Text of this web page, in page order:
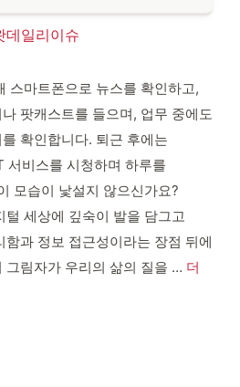
데일리이슈
스마트폰으로 뉴스를 확인하고,
팟캐스트를 들으며, 업무 중에도
확인합니다. 퇴근 후에는
서비스를 시청하며 하루를
모습이 낯설지 않으신가요?
털 세상에 깊숙이 발을 담그고
과 정보 접근성이라는 장점 뒤에
그림자가 우리의 삶의 질을 … 더